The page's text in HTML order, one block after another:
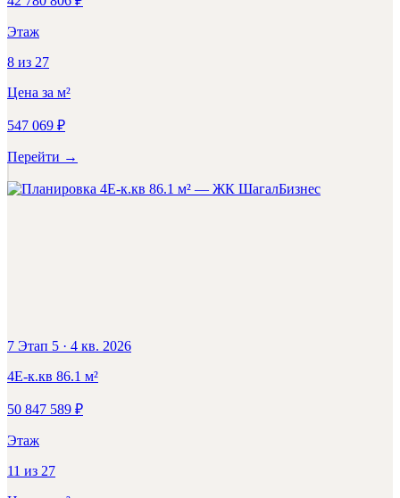
Этаж
8 из 27
Цена за м²
547 069 ₽
Перейти →
Бизнес
7 Этап 5 · 4 кв. 2026
4Е-к.кв 86.1 м²
50 847 589 ₽
Этаж
11 из 27